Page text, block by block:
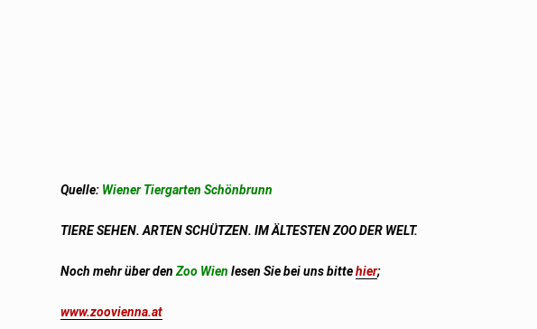
Quelle: Wiener Tiergarten Schönbrunn
TIERE SEHEN. ARTEN SCHÜTZEN. IM ÄLTESTEN ZOO DER WELT.
Noch mehr über den Zoo Wien lesen Sie bei uns bittehier;
www.zoovienna.at